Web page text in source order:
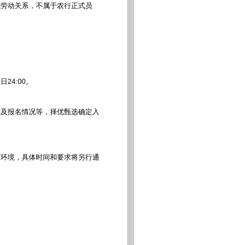
动关系，不属于农行正式员
24:00。
报名情况等，择优甄选确定入
境，具体时间和要求将另行通